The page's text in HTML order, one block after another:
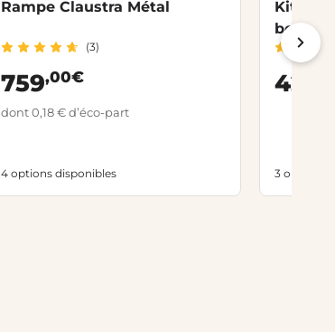
Rampe Claustra Métal
(3)
759,00€
dont 0,18 € d’éco-part
4 options disponibles
Kit
bois
427
3 options